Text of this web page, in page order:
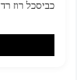
כביסכל רוז רד 2 ליטר